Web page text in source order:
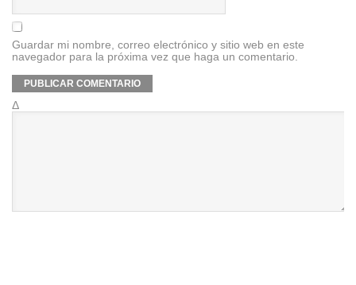
Guardar mi nombre, correo electrónico y sitio web en este
navegador para la próxima vez que haga un comentario.
Δ